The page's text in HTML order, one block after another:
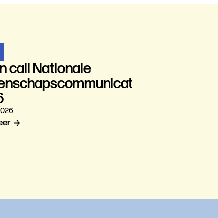
call Nationale